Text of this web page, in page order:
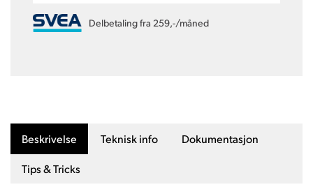
Delbetaling fra 259,-/måned
Beskrivelse Teknisk info Dokumentasjon
Tips & Tricks